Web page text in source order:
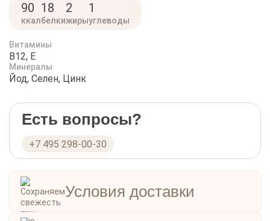
90
ккал
18
белки
2
жиры
1
углеводы
Витамины
B12, E
Минералы
Йод, Селен, Цинк
Есть вопросы?
+7 495 298-00-30
Условия доставки